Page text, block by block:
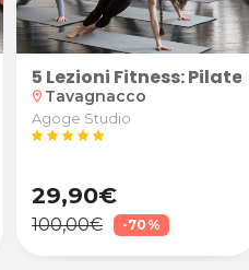
o GAG
5 Lezioni Fitness:
location_on Tavagnacco
Agoge Studio
starstarstarstarstar
29,90€
100,00€ -70%